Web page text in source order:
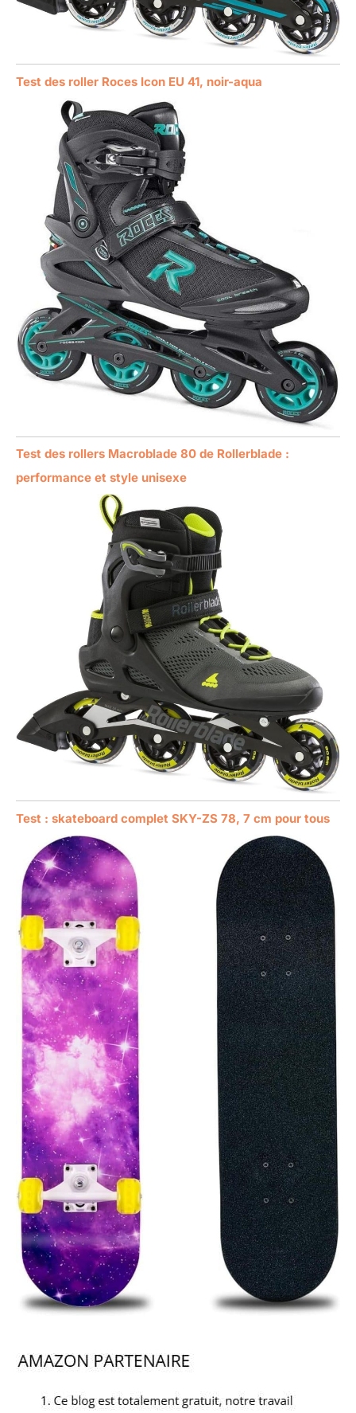
Test des roller Roces Icon EU 41, noir-aqua
Test des rollers Macroblade 80 de Rollerblade :
performance et style unisexe
Test : skateboard complet SKY-ZS 78, 7 cm pour tous